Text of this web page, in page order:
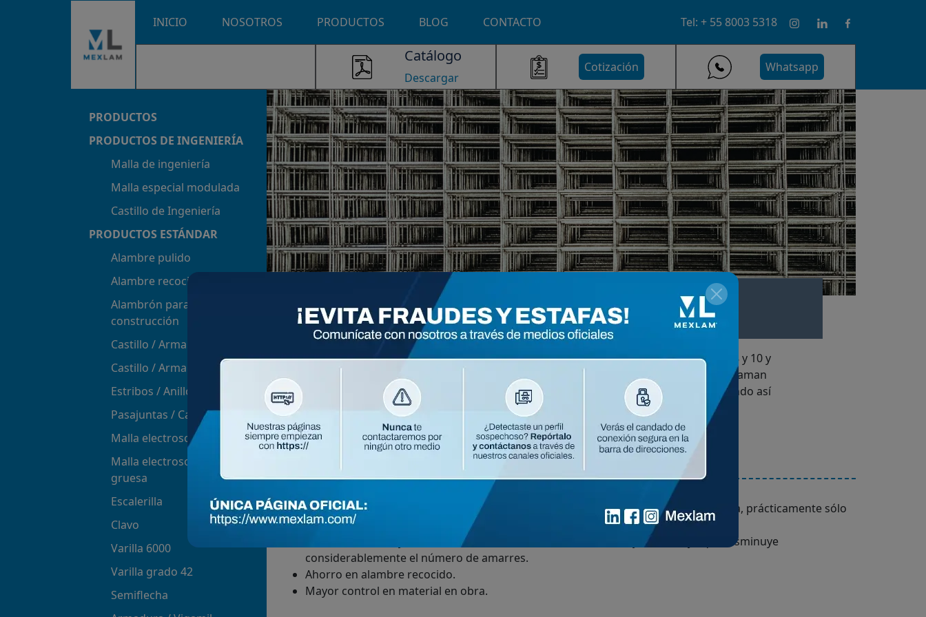
INICIO NOSOTROS PRODUCTOS BLOG CONTACTO Tel: + 55 8003 5318
Catálogo
Descargar
Cotización Whatsapp
PRODUCTOS
PRODUCTOS DE INGENIERÍA
Malla de ingeniería
Malla especial modulada
Castillo de Ingeniería
PRODUCTOS ESTÁNDAR
Alambre pulido
Alambre recocido
Alambrón para
construcción
Castillo / Armamil
Castillo / Armamil II y III
Estribos / Anillos
Pasajuntas / Canastillas
Malla electrosoldada
Malla electrosoldada
gruesa
Escalerilla
Clavo
Varilla 6000
Varilla grado 42
Semiflecha
Malla especial modulada
Es un armado prefabricado electrosoldado para reforzar concreto con calibre 4, 6, 8 y 10 y
separaciones a cada 6” pulgadas. en grado 50 o 60 (Fy 5,000 y Fy 6,000 Kgf/cm²). Se llaman
especiales por que se fabrican a la media de la necesidad de cada proyecto, generando así
importantes ahorros.
Presentaciones
Las mallas especiales reducen considerablemente el tiempo de ejecución de la obra, prácticamente sólo
requieren instalarse.
Eliminan los trabajos de mano de obra, como corte, habilitado y armado, ya que disminuye
considerablemente el número de amarres.​
Ahorro en alambre recocido.
Mayor control en material en obra.
Aviso importante de Mexlam